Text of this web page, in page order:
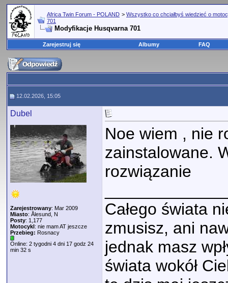
Africa Twin Forum - POLAND > Wszystko co chciałbyś wiedzieć o
701
Modyfikacje Husqvarna 701
Zarejestruj się Albumy FAQ
12.02.2026, 15:05
Dubel
Zarejestrowany: Mar 2009
Miasto: Ålesund, N
Posty: 1,177
Motocykl: nie mam AT jeszcze
Przebieg: Rosnacy
Online: 2 tygodni 4 dni 17 godz 24
min 32 s
Noe wiem , nie
zainstalowane.
rozwiązanie
Całego świata
zmusisz, ani
jednak masz
świata wokół